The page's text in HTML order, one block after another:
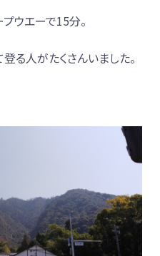
ウエーで15分。
る人がたくさんいました。